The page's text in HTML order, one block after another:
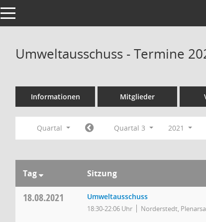
Toggle navigation
Umweltausschuss - Termine
Informationen Mitglieder
Quartal Quartal 3 2021
Tag Sitzung
18.08.2021 Umweltausschuss
18:30-22:06 Uhr Norderstedt,